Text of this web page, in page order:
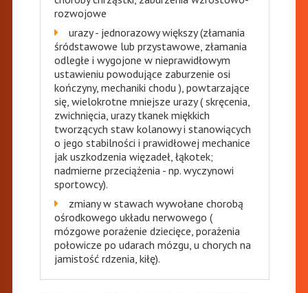
rozwojowe
urazy - jednorazowy większy (złamania
śródstawowe lub przystawowe, złamania
odległe i wygojone w nieprawidłowym
ustawieniu powodujące zaburzenie osi
kończyny, mechaniki chodu ), powtarzające
się, wielokrotne mniejsze urazy ( skręcenia,
zwichnięcia, urazy tkanek miękkich
tworzących staw kolanowy i stanowiących
o jego stabilności i prawidłowej mechanice
jak uszkodzenia więzadeł, łąkotek;
nadmierne przeciążenia - np. wyczynowi
sportowcy).
zmiany w stawach wywołane chorobą
ośrodkowego układu nerwowego (
mózgowe porażenie dziecięce, porażenia
połowicze po udarach mózgu, u chorych na
jamistość rdzenia, kiłę).